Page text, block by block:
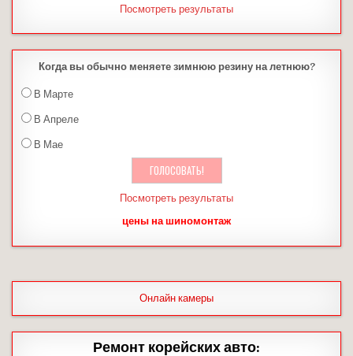
Посмотреть результаты
Когда вы обычно меняете зимнюю резину на летнюю?
В Марте
В Апреле
В Мае
Посмотреть результаты
цены на шиномонтаж
Онлайн камеры
Ремонт корейских авто: